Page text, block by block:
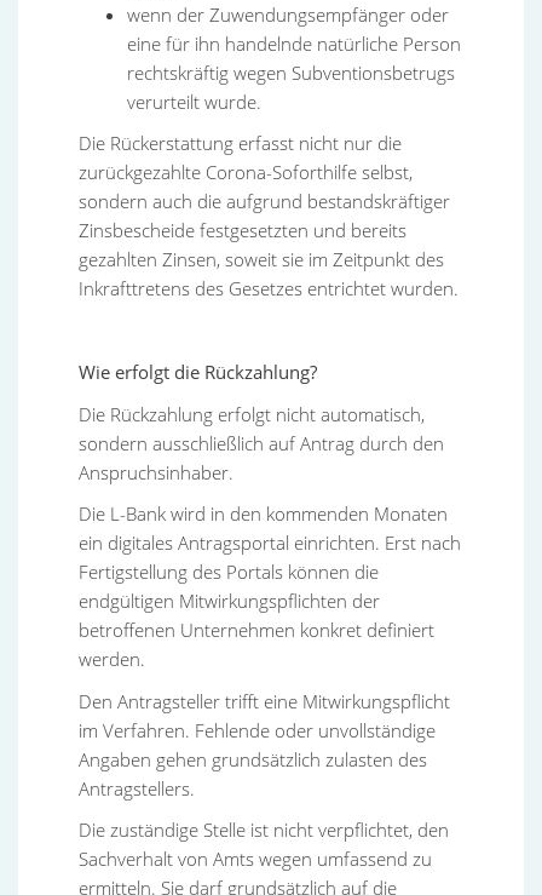
wenn der Zuwendungsempfänger oder
eine für ihn handelnde natürliche Person
rechtskräftig wegen Subventionsbetrugs
verurteilt wurde.
Die Rückerstattung erfasst nicht nur die
zurückgezahlte Corona-Soforthilfe selbst,
sondern auch die aufgrund bestandskräftiger
Zinsbescheide festgesetzten und bereits
gezahlten Zinsen, soweit sie im Zeitpunkt des
Inkrafttretens des Gesetzes entrichtet wurden.
Wie erfolgt die Rückzahlung?
Die Rückzahlung erfolgt nicht automatisch,
sondern ausschließlich auf Antrag durch den
Anspruchsinhaber.
Die L-Bank wird in den kommenden Monaten
ein digitales Antragsportal einrichten. Erst nach
Fertigstellung des Portals können die
endgültigen Mitwirkungspflichten der
betroffenen Unternehmen konkret definiert
werden.
Den Antragsteller trifft eine Mitwirkungspflicht
im Verfahren. Fehlende oder unvollständige
Angaben gehen grundsätzlich zulasten des
Antragstellers.
Die zuständige Stelle ist nicht verpflichtet, den
Sachverhalt von Amts wegen umfassend zu
ermitteln. Sie darf grundsätzlich auf die